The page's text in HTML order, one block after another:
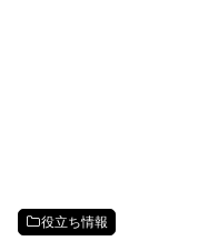
役立ち情報